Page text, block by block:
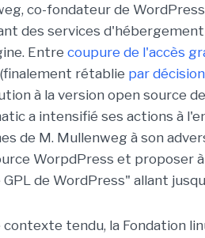
co-fondateur de
des services
Entre coupure de l'accès
rétablie par
à la version open source
a intensifié ses actions à
de M. Mullenweg à son
WorpdPress et proposer
GPL de WordPress" allant
contexte tendu, la Fondation